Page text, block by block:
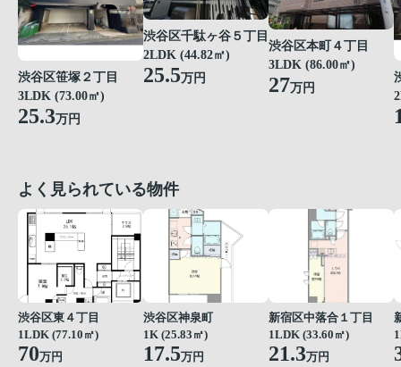
渋谷区笹塚２丁目
3LDK (73.00㎡)
25.3万円
渋谷区千駄ヶ谷５丁目
2LDK (44.82㎡)
25.5万円
渋谷区本町４丁目
3LDK (86.00㎡)
27万円
よく見られている物件
渋谷区東４丁目
1LDK (77.10㎡)
70万円
渋谷区神泉町
1K (25.83㎡)
17.5万円
新宿区中落合１丁目
1LDK (33.60㎡)
21.3万円